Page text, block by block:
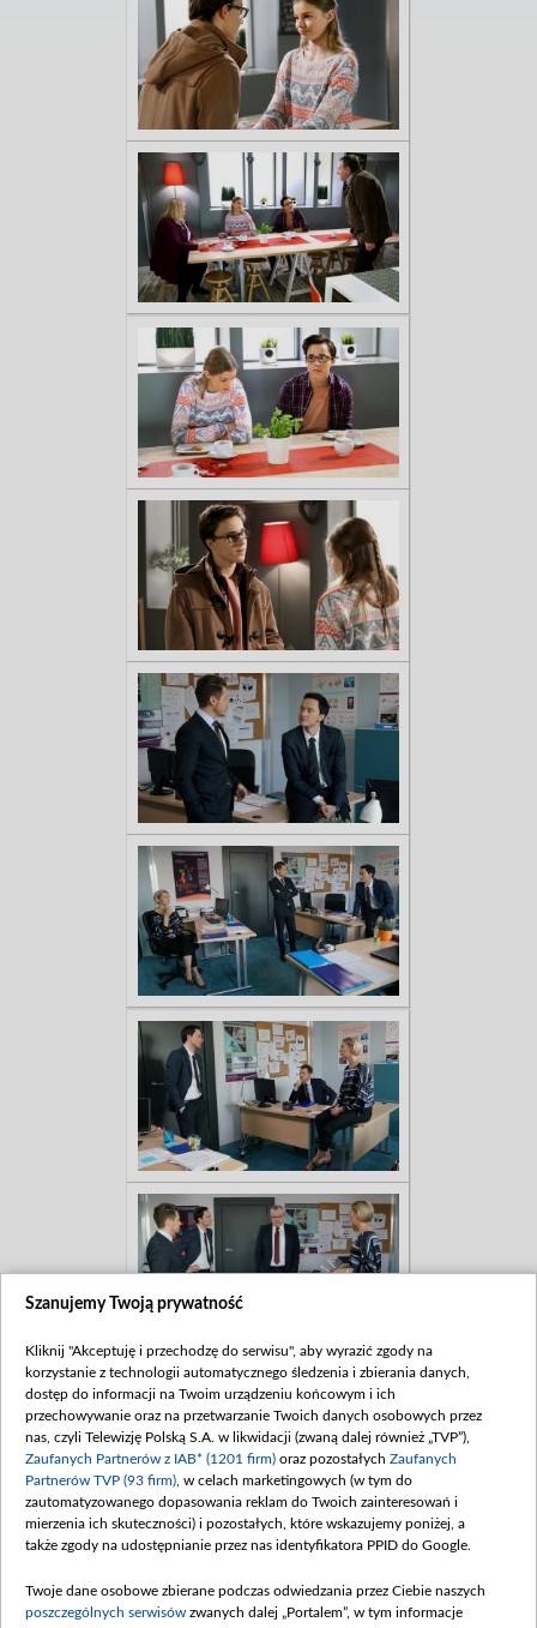
Szanujemy Twoją prywatność
Kliknij "Akceptuję i przechodzę do serwisu", aby wyrazić zgody na
korzystanie z technologii automatycznego śledzenia i zbierania danych,
dostęp do informacji na Twoim urządzeniu końcowym i ich
przechowywanie oraz na przetwarzanie Twoich danych osobowych przez
nas, czyli Telewizję Polską S.A. w likwidacji (zwaną dalej również „TVP”),
Zaufanych Partnerów z IAB* (1201 firm) oraz pozostałych Zaufanych
Partnerów TVP (93 firm) , w celach marketingowych (w tym do
zautomatyzowanego dopasowania reklam do Twoich zainteresowań i
mierzenia ich skuteczności) i pozostałych, które wskazujemy poniżej, a
także zgody na udostępnianie przez nas identyfikatora PPID do Google.
Twoje dane osobowe zbierane podczas odwiedzania przez Ciebie naszych
poszczególnych serwisów zwanych dalej „Portalem”, w tym informacje